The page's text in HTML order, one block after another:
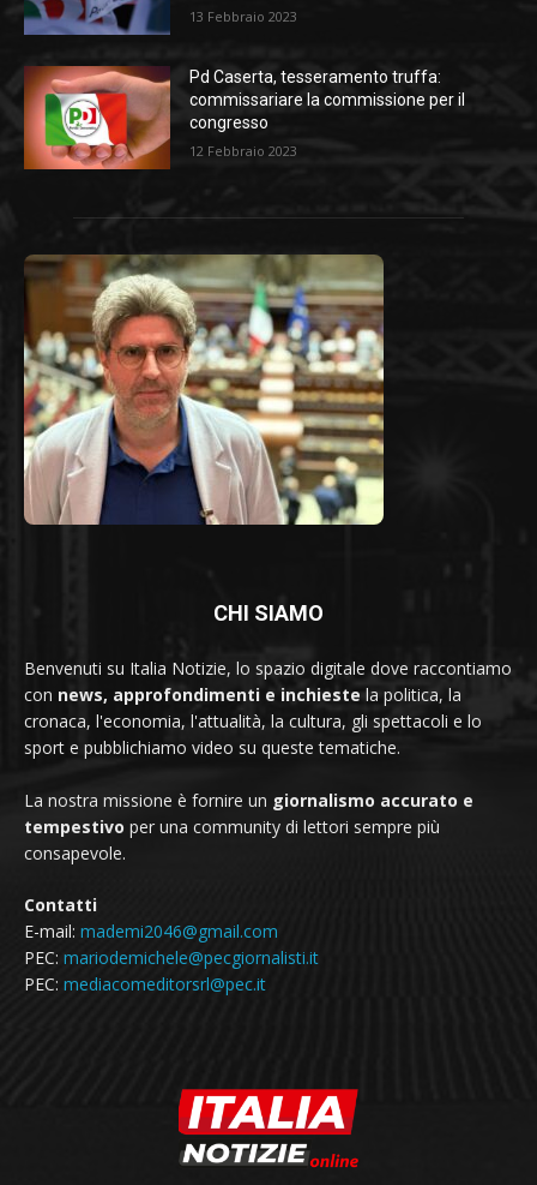
13 Febbraio 2023
Pd Caserta, tesseramento truffa:
commissariare la commissione per il
congresso
12 Febbraio 2023
CHI SIAMO
Benvenuti su Italia Notizie, lo spazio digitale dove raccontiamo
con news, approfondimenti e inchieste la politica, la
cronaca, l'economia, l'attualità, la cultura, gli spettacoli e lo
sport e pubblichiamo video su queste tematiche.
La nostra missione è fornire un giornalismo accurato e
tempestivo per una community di lettori sempre più
consapevole.
Contatti
E-mail: mademi2046@gmail.com
PEC: mariodemichele@pecgiornalisti.it
PEC: mediacomeditorsrl@pec.it